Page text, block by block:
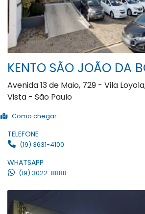
KENTO SÃO JOÃO DA
Avenida 13 de Maio, 729 - Vila
Vista - São Paulo
Como chegar
TELEFONE
(19) 3631-4100
WHATSAPP
(19) 3022-8888